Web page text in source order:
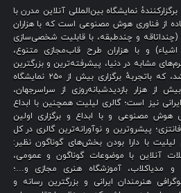
نمایشگاه بین‌المللی آنلاین مدرن با
از فناوری هوش مصنوعی است که با هزاران
و چندطبقه، با قابلیت شخصی‌سازی
و با هزاران طرح قاب‌مجازی متنوع،
مشابه در دنیا، پیشرفته‌ترین و بزرگترین
گالری آنلاین در کل جهان می‌باشد، که باتجربهٔ برگزاری بیش از ۲۵۰ نمایشگاه
از هزار بازدیدشبانه‌روزی از سراسرجهان،
نیز است؛ گالری لیلیت همچنین با ابداع
هوش مصنوعی و با ابداع و برگزاری اولین
پیشروترین و نوآورانه‌ترین گالری در کل
لیلیت با دارا بودن بخش‌های گوناگون نظیر:
آنلاین با موضوعات گوناگون و عمومی،
و مدیاکلاب، آموزشگاه هنری مجازی و…؛
هنرمندان ایرانی و بزرگترین رسانه و